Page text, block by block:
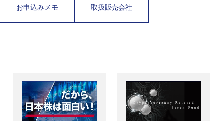
お申込みメモ 取扱販売会社